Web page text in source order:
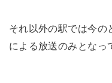
それ以外の駅では今の
による放送のみとなっ